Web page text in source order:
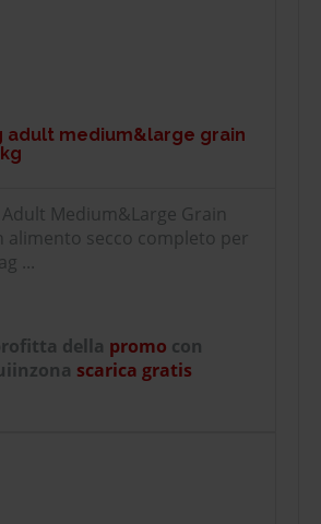
adult medium&large grain
Medium&Large Grain
alimento secco completo per
...
della promo con
scarica gratis